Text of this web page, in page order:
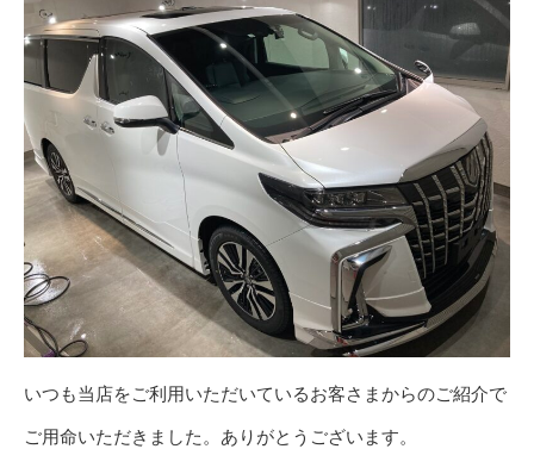
いつも当店をご利用いただいているお客さまからのご紹介で
ご用命いただきました。ありがとうございます。